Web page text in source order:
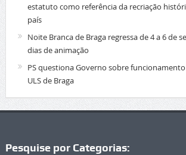
estatuto como referência da recriação
país
Noite Branca de Braga regressa de 4 a 6 de
dias de animação
PS questiona Governo sobre
ULS de Braga
Pesquise por Categorias: